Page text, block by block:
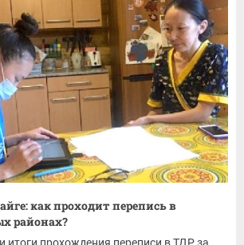
как проходит перепись в
районах?